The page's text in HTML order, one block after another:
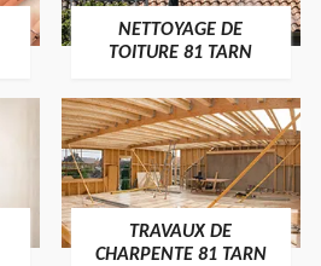
NETTOYAGE DE
TOITURE 81 TARN
TRAVAUX DE
CHARPENTE 81 TARN